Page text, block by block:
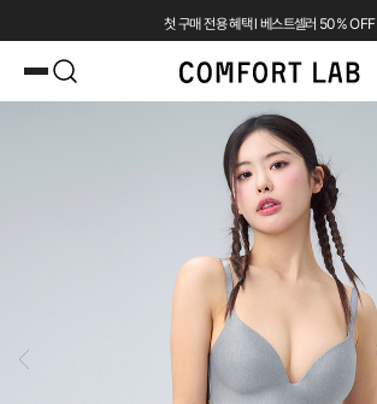
첫 구매 전용 혜택 l 베스트셀러 50% OFF